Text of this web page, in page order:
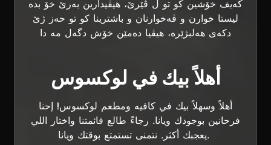
کەیف خۆشین کو تو ل ڤێرێ، هیڤیدارین بەرێ خۆ بدە
لیستا خوارن و ڤەخوارنان و باشترینا کو تو حەز ژێ
دکەی هەلبژێرە، هیڤیا دەمێن خۆش دگەل مە دا
أهلاً بيك في لوكسوس
أهلاً وسهلاً بيك في كافيه ومطعم لوكسوس! إحنا
فرحانين بوجودك ويانا. رجاءً طالع قائمتنا واختار اللي
يعجبك أكثر. نتمنى تستمتع بوقتك ويانا.